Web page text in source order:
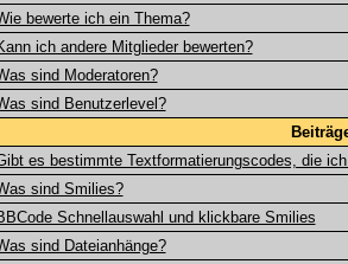
bewerte ich ein Thema?
ich andere Mitglieder bewerten?
sind Moderatoren?
sind Benutzerlevel?
es bestimmte Textformatierungscodes, die
sind Smilies?
Schnellauswahl und klickbare Smilies
sind Dateianhänge?